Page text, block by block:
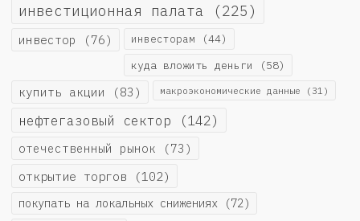
инвестиционная палата (225)
инвестор (76) инвесторам (44)
куда вложить деньги (58)
купить акции (83) макроэкономические данные (31)
нефтегазовый сектор (142)
отечественный рынок (73)
открытие торгов (102)
покупать на локальных снижениях (72)